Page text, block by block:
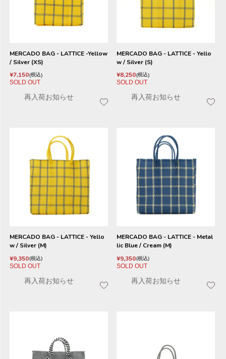
MERCADO BAG - LATTICE -Yellow
/ Silver (XS)
¥7,150 税込
SOLD OUT
再入荷お知らせ
MERCADO BAG - LATTICE - Yello
w / Silver (S)
¥8,250 税込
SOLD OUT
再入荷お知らせ
MERCADO BAG - LATTICE - Yello
w / Silver (M)
¥9,350 税込
SOLD OUT
再入荷お知らせ
MERCADO BAG - LATTICE - Metal
lic Blue / Cream (M)
¥9,350 税込
SOLD OUT
再入荷お知らせ